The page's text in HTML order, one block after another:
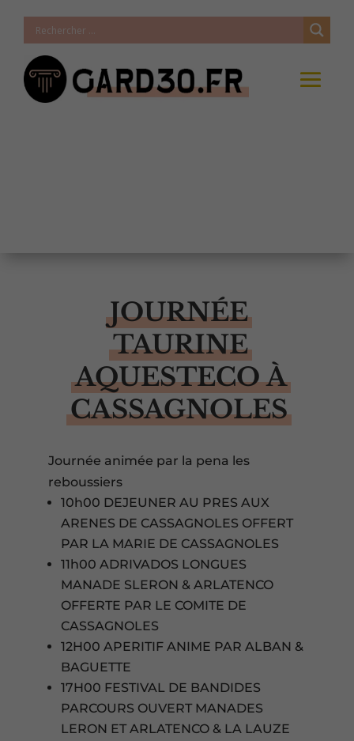
JOURNÉE
TAURINE
AQUESTECO À
CASSAGNOLES
Journée animée par la pena les
reboussiers
10h00 DEJEUNER AU PRES AUX
ARENES DE CASSAGNOLES OFFERT
PAR LA MARIE DE CASSAGNOLES
11h00 ADRIVADOS LONGUES
MANADE SLERON & ARLATENCO
OFFERTE PAR LE COMITE DE
CASSAGNOLES
12H00 APERITIF ANIME PAR ALBAN &
BAGUETTE
17H00 FESTIVAL DE BANDIDES
PARCOURS OUVERT MANADES
LERON ET ARLATENCO & LA LAUZE